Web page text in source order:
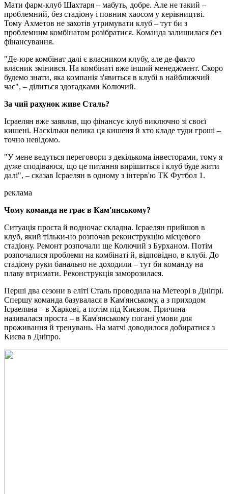
Мати фарм-клуб Шахтаря – мабуть, добре. Але не такий –
проблемний, без стадіону і повним хаосом у керівництві.
Тому Ахметов не захотів утримувати клуб – тут би з
проблемним комбінатом розібратися. Команда залишилася без
фінансування.
"Де-юре комбінат далі є власником клубу, але де-факто
власник змінився. На комбінаті вже інший менеджмент. Скоро
будемо знати, яка компанія з'явиться в клубі в найближчий
час", – ділиться здогадками Колючий.
За чий рахунок живе Сталь?
Ісраелян вже заявляв, що фінансує клуб виключно зі своєї
кишені. Наскільки велика ця кишеня й хто кладе туди гроші –
точно невідомо.
"У мене ведуться переговори з декількома інвесторами, тому я
дуже сподіваюся, що це питання вирішиться і клуб буде жити
далі", – сказав Ісраелян в одному з інтерв'ю ТК Футбол 1.
реклама
Чому команда не грає в Кам'янському?
Ситуація проста й водночас складна. Ісраелян прийшов в
клуб, який тільки-но розпочав реконструкцію місцевого
стадіону. Ремонт розпочали ще Колючий з Бурханом. Потім
розпочалися проблеми на комбінаті й, відповідно, в клубі. До
стадіону руки банально не доходили – тут би команду на
плаву втримати. Реконструкція заморозилася.
Перші два сезони в еліті Сталь проводила на Метеорі в Дніпрі.
Спершу команда базувалася в Кам'янському, а з приходом
Ісраеляна – в Харкові, а потім під Києвом. Причина
називалася проста – в Кам'янському погані умови для
проживання й тренувань. На матчі доводилося добиратися з
Києва в Дніпро.